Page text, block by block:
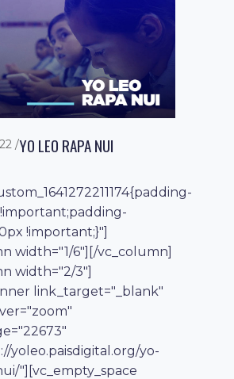
YO LEO RAPA NUI
!important;}"]
width="1/6"][/vc_column]
width="2/3"]
link_target="_blank"
yoleo.paisdigital.org/yo-
"][vc_empty_space